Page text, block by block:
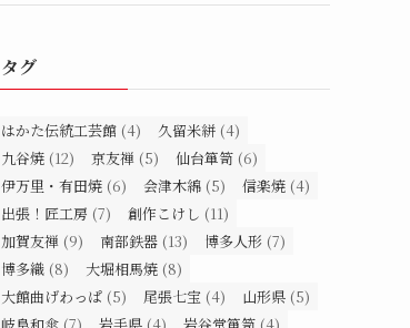
タグ
はかた伝統工芸館 (4) 久留米絣 (4)
九谷焼 (12) 京友禅 (5) 仙台箪笥 (6)
伊万里・有田焼 (6) 会津木綿 (5) 信楽焼 (4)
出張！匠工房 (7) 創作こけし (11)
加賀友禅 (9) 南部鉄器 (13) 博多人形 (7)
博多織 (8) 大堀相馬焼 (8)
大館曲げわっぱ (5) 尾張七宝 (4) 山形県 (5)